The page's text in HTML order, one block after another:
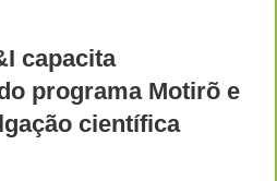
capacita
programa Motirõ e
científica